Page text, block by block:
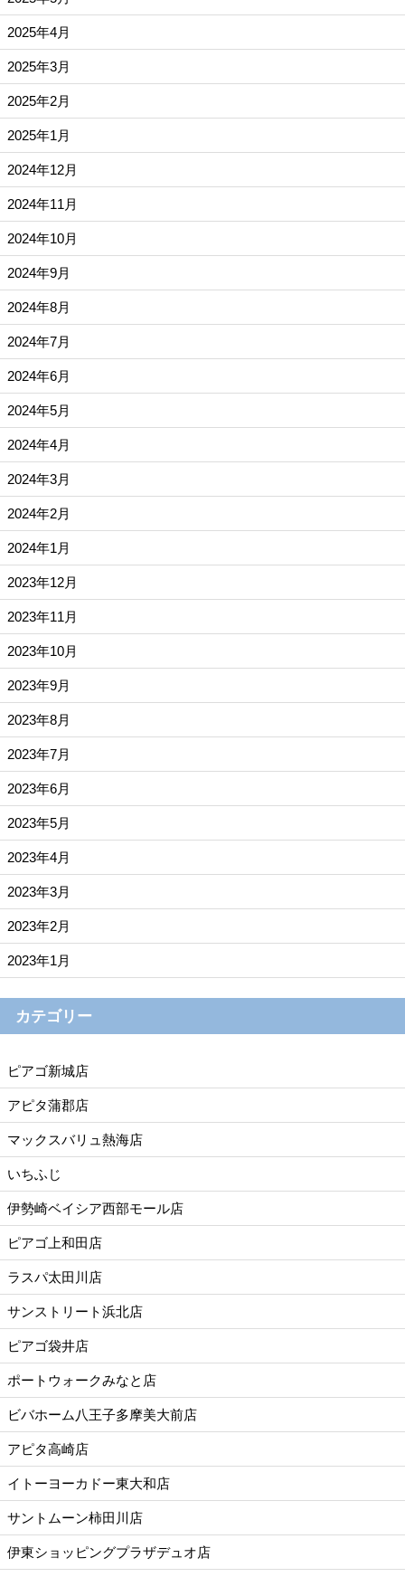
2025年4月
2025年3月
2025年2月
2025年1月
2024年12月
2024年11月
2024年10月
2024年9月
2024年8月
2024年7月
2024年6月
2024年5月
2024年4月
2024年3月
2024年2月
2024年1月
2023年12月
2023年11月
2023年10月
2023年9月
2023年8月
2023年7月
2023年6月
2023年5月
2023年4月
2023年3月
2023年2月
2023年1月
カテゴリー
ピアゴ新城店
アピタ蒲郡店
マックスバリュ熱海店
いちふじ
伊勢崎ベイシア西部モール店
ピアゴ上和田店
ラスパ太田川店
サンストリート浜北店
ピアゴ袋井店
ポートウォークみなと店
ビバホーム八王子多摩美大前店
アピタ高崎店
イトーヨーカドー東大和店
サントムーン柿田川店
伊東ショッピングプラザデュオ店